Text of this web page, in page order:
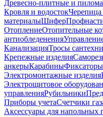
Древесно-плитные и
Кровля и водосток
материалыШифер
ОтоплениеОтопительные
антиобледенения
КанализацияТросы
Крепежные изделия
анкерыКарабины
Электромонтажные изделия
Электрощитовое
управленияРубильники
Приборы учетаСчетчики
Аксессуары для напольных